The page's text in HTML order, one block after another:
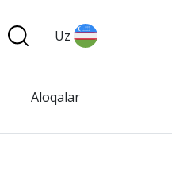
Uz
Aloqalar